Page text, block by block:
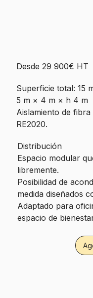
Desde 29 900€ HT
Superficie total: 15
5 m × 4 m × h 4 m
Aislamiento de
RE2020.
Distribución
Espacio modular
libremente.
Posibilidad de
medida diseñados
Adaptado para
espacio de